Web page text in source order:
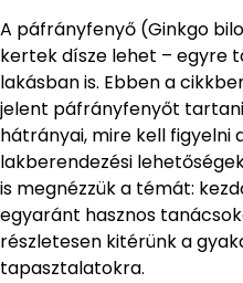
A páfrányfenyő (Ginkgo
kertek dísze lehet – egyre
lakásban is. Ebben a
jelent páfrányfenyőt
hátrányai, mire kell figyelni
lakberendezési
is megnézzük a témát:
egyaránt hasznos
részletesen kitérünk a
tapasztalatokra.